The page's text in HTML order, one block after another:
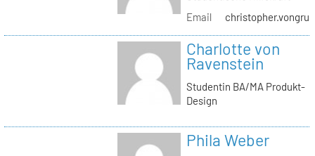
Email
Charlotte von
Ravenstein
Studentin BA/MA Produkt-
Design
Phila Weber